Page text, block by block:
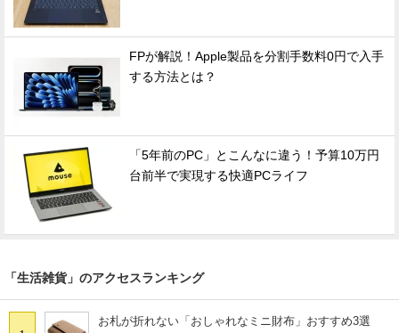
FPが解説！Apple製品を分割手数料0円で入手
する方法とは？
「5年前のPC」とこんなに違う！予算10万円
台前半で実現する快適PCライフ
「生活雑貨」のアクセスランキング
お札が折れない「おしゃれなミニ財布」おすすめ3選